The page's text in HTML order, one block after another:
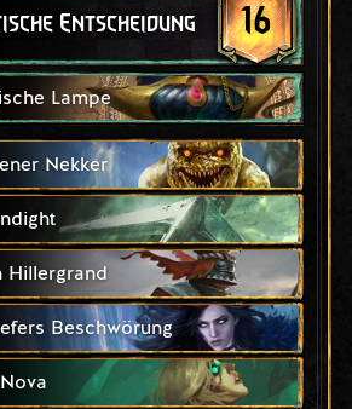
Entscheidung 16
Lampe
Nekker
Hillergrand
Beschwörung